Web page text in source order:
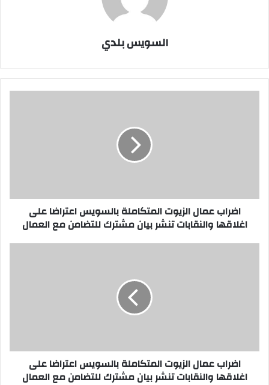
السويس بلدي
والنقابات
للتضامن
اضراب عمال الزيوت المتكاملة بالسويس اعتراضا على
اغلاقها والنقابات تنشر بيان مشترك للتضامن مع العمال
والنقابات
اضراب عمال الزيوت المتكاملة بالسويس اعتراضا على
اغلاقها والنقابات تنشر بيان مشترك للتضامن مع العمال